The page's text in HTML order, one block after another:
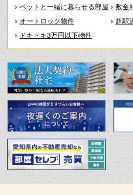
ペットと一緒に暮らせる部屋
敷金
オートロック物件
超駅
ドキドキ3万円以下物件